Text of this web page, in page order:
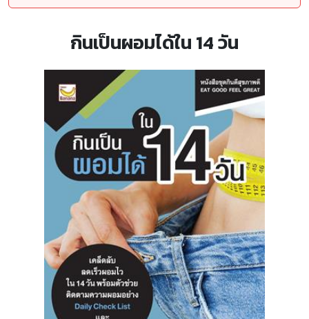
กินเป็นผอมได้ใน 14 วัน